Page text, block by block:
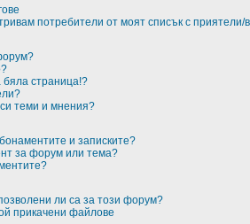
потребители от моят списък с приятели/
страница!?
теми и мнения?
и записките?
за форум или тема?
ли са за този форум?
прикачени файлове